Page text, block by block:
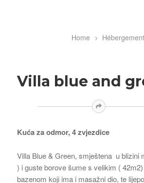
BreadcrumbHome Hébergement
Villa blue and
Kuća za odmor, 4 zvjezdice
Villa Blue & Green, smještena u blizini
) i guste borove šume s velikim (
bazenom koji ima i masažni dio, te